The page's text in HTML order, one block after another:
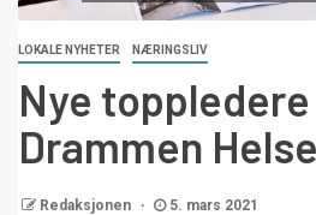
LOKALE NYHETER NÆRINGSLIV
Nye
Drammen
Redaksjonen 5. mars 2021